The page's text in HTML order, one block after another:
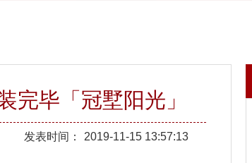
完毕「冠墅阳光」
发表时间： 2019-11-15 13:57:13